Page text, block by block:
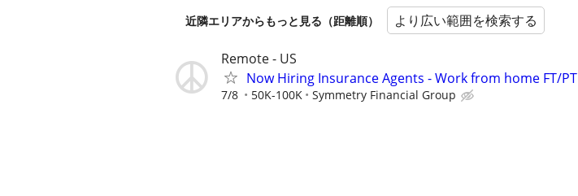
近隣エリアからもっと見る（距離順） より広い範囲を検索する
Remote - US
Now Hiring Insurance Agents - Work from home FT/PT
7/8 50K-100K Symmetry Financial Group